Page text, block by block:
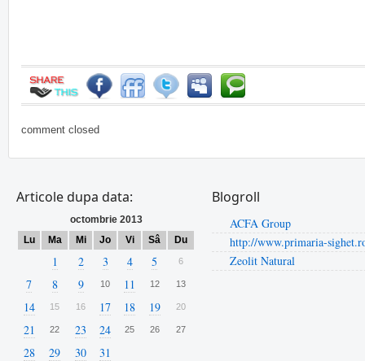
comment closed
Articole dupa data:
octombrie 2013
Lu
Ma Mi Jo Vi Sâ Du
1 2 3 4 5 6
7 8 9 10 11 12 13
14 15 16 17 18 19 20
21 22 23 24 25 26 27
28 29 30 31
Blogroll
ACFA Group
http://www.primaria-
Zeolit Natural